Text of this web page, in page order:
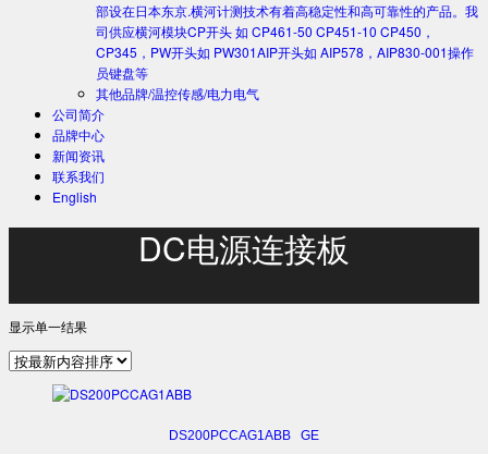
部设在日本东京.横河计测技术有着高稳定性和高可靠性的产品。我
司供应横河模块CP开头 如 CP461-50 CP451-10 CP450，
CP345，PW开头如 PW301AIP开头如 AIP578，AIP830-001操作
员键盘等
其他品牌/温控传感/电力电气
公司简介
品牌中心
新闻资讯
联系我们
English
DC电源连接板
显示单一结果
DS200PCCAG1ABB GE